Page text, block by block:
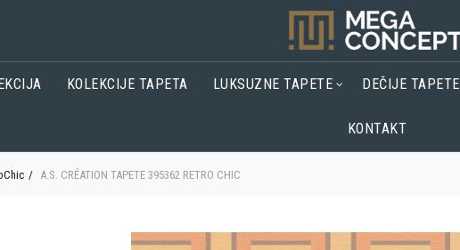
KOLEKCIJE TAPETA LUKSUZNE TAPETE DEČIJE TAPETE
KONTAKT
A.S. CRÉATION TAPETE 395362 RETRO CHIC